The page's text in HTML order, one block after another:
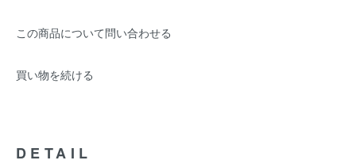
この商品について問い合わせる
買い物を続ける
DETAIL